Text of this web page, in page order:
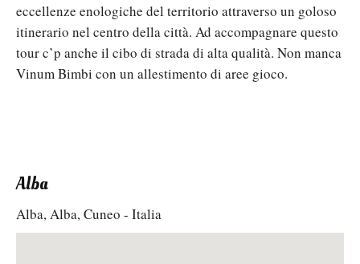
eccellenze enologiche del territorio attraverso un goloso
itinerario nel centro della città. Ad accompagnare questo
tour c’p anche il cibo di strada di alta qualità. Non manca
Vinum Bimbi con un allestimento di aree gioco.
Alba
Alba, Alba, Cuneo - Italia